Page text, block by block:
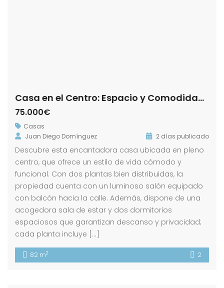
Casa en el Centro: Espacio y Comodidad en Dos Plantas! Calle Cuesta Portillo !
75.000€
Casas
Juan Diego Domínguez
2 días publicado
Descubre esta encantadora casa ubicada en pleno
centro, que ofrece un estilo de vida cómodo y
funcional. Con dos plantas bien distribuidas, la
propiedad cuenta con un luminoso salón equipado
con balcón hacia la calle. Además, dispone de una
acogedora sala de estar y dos dormitorios
espaciosos que garantizan descanso y privacidad;
cada planta incluye […]
82 m2 2